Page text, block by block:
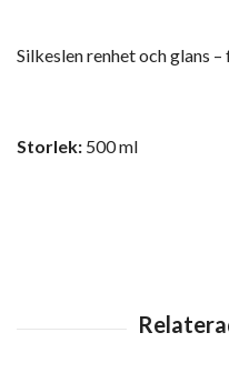
Silkeslen renhet och glans
Storlek: 500 ml